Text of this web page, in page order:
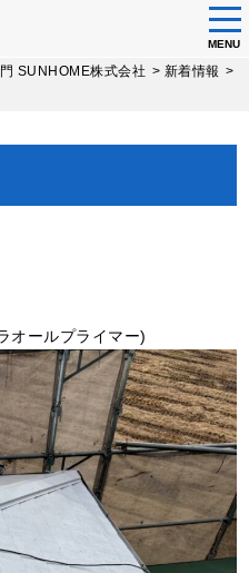
MENU
SUNHOME株式会社 > 新着情報 >
オールプライマー)